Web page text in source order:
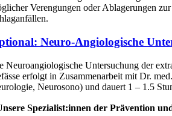
Verengungen oder Ablagerungen
Neuro-Angiologische
Neuroangiologische Untersuchung der
erfolgt in Zusammenarbeit mit Dr.
Neurosono) und dauert 1 – 1.5
Spezialist:innen der Prävention